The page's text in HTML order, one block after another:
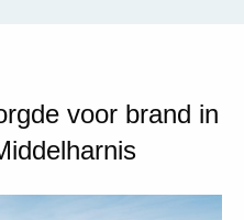
voor brand in